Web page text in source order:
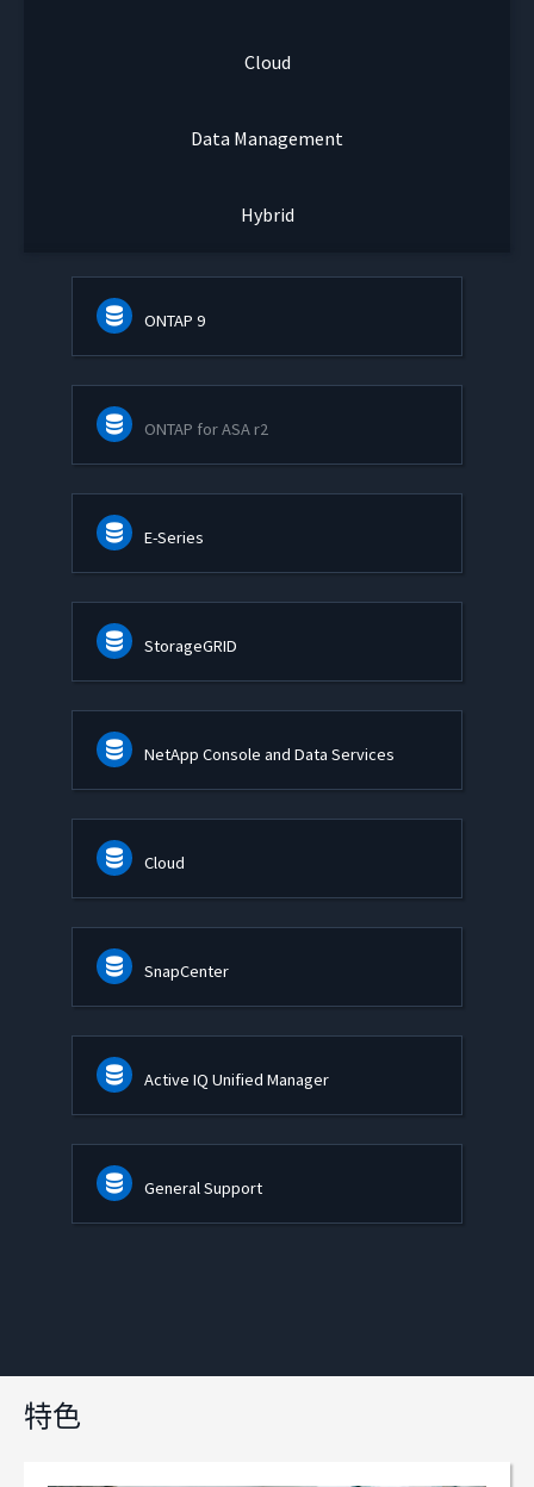
Cloud
Data Management
Hybrid
ONTAP 9
ONTAP for ASA r2
E-Series
StorageGRID
NetApp Console and Data Services
Cloud
SnapCenter
Active IQ Unified Manager
General Support
特色